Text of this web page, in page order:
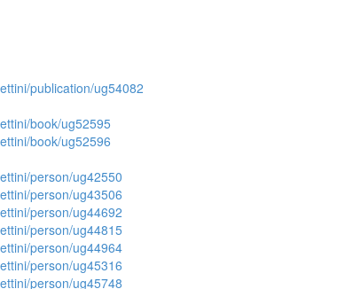
publication/ug54082
book/ug52595
book/ug52596
person/ug42550
person/ug43506
person/ug44692
person/ug44815
person/ug44964
person/ug45316
person/ug45748